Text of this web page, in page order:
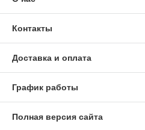
Контакты
Доставка и оплата
График работы
Полная версия сайта